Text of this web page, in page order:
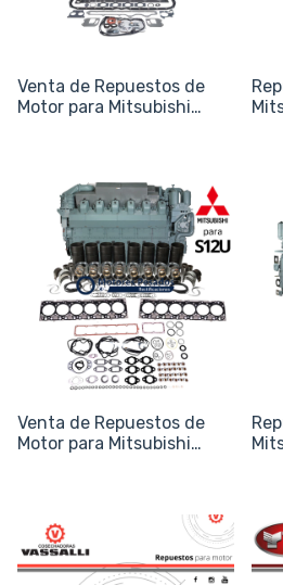
Venta de Repuestos de
Motor para Mitsubishi
Venta de Repuestos de
Motor para Mitsubishi